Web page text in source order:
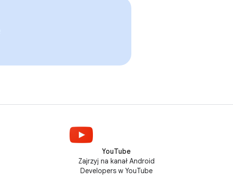
YouTube
Zajrzyj na kanał Android
Developers w YouTube